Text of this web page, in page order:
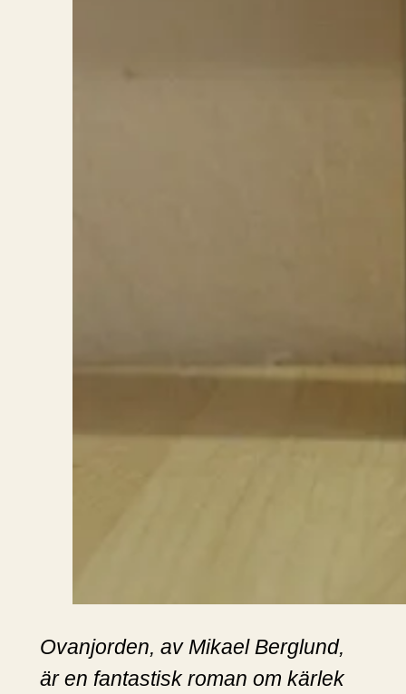
Ovanjorden, av Mikael Berglund,
är en fantastisk roman om kärlek